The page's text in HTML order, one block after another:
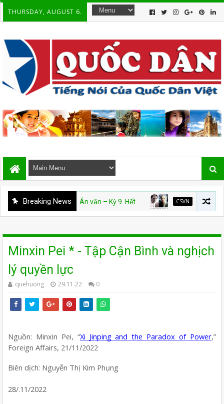
THURSDAY, AUGUST 6.
Breaking News
CSVN Án văn – Kỳ 9. Hết CSVN Án Văn: Kỳ 5, 6, 7 và 8
Minxin Pei * - Tập Cận Bình và nghịch
lý quyền lực
quehuong 29.11.22 0
Nguồn: Minxin Pei, “Xi Jinping and the Paradox of Power,”
Foreign Affairs, 21/11/2022
Biên dịch: Nguyễn Thị Kim Phụng
28/.11/2022